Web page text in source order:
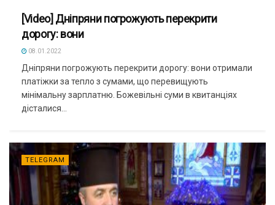
[Video] Дніпряни погрожують перекрити
дорогу: вони
08.01.2022
Дніпряни погрожують перекрити дорогу: вони отримали
платіжки за тепло з сумами, що перевищують
мінімальну зарплатню. Божевільні суми в квитанціях
дісталися...
TELEGRAM